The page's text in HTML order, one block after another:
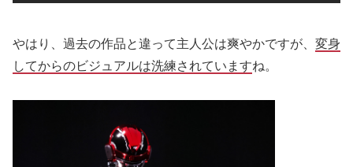
やはり、過去の作品と違って主人公は爽やかですが、 変身
してからのビジュアルは洗練されていますね。